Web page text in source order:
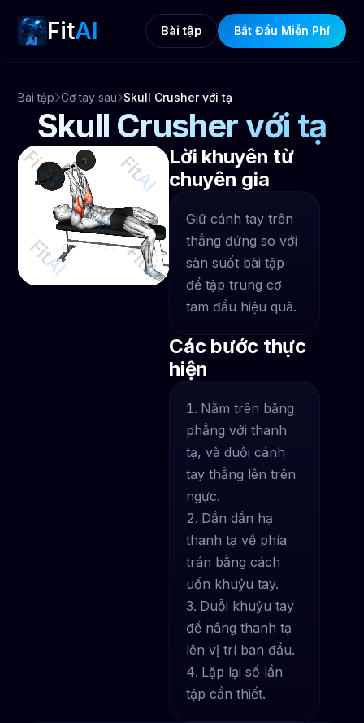
FitAI Bài tập Bắt Đầu Miễn Phí
Bài tập Cơ tay sau Skull Crusher với tạ
Skull Crusher với tạ
Lời khuyên từ
chuyên gia
Giữ cánh tay trên
thẳng đứng so với
sàn suốt bài tập
để tập trung cơ
tam đầu hiệu quả.
Các bước thực
hiện
Nằm trên băng
phẳng với thanh
tạ, và duỗi cánh
tay thẳng lên trên
ngực.
Dần dần hạ
thanh tạ về phía
trán bằng cách
uốn khuỷu tay.
Duỗi khuỷu tay
để nâng thanh tạ
lên vị trí ban đầu.
Lặp lại số lần
tập cần thiết.